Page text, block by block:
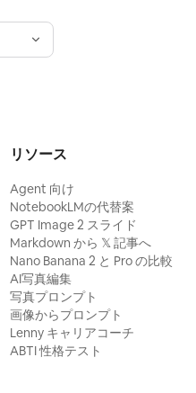
リソース
Agent 向け
NotebookLMの代替案
GPT Image 2 スライド
Markdown から 𝕏 記事へ
Nano Banana 2 と Pro の比較
AI写真編集
写真プロンプト
画像からプロンプト
Lenny キャリアコーチ
ABTI 性格テスト